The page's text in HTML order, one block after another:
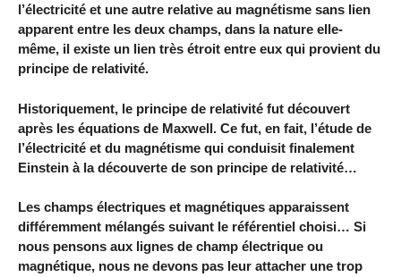
l’électricité et une autre relative au magnétisme sans lien
apparent entre les deux champs, dans la nature elle-
même, il existe un lien très étroit entre eux qui provient du
principe de relativité.
Historiquement, le principe de relativité fut découvert
après les équations de Maxwell. Ce fut, en fait, l’étude de
l’électricité et du magnétisme qui conduisit finalement
Einstein à la découverte de son principe de relativité…
Les champs électriques et magnétiques apparaissent
différemment mélangés suivant le référentiel choisi… Si
nous pensons aux lignes de champ électrique ou
magnétique, nous ne devons pas leur attacher une trop